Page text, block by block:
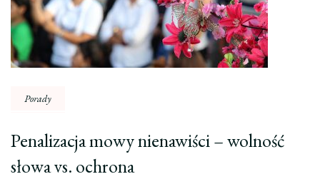
Porady
Penalizacja mowy nienawiści – wolność
słowa vs. ochrona